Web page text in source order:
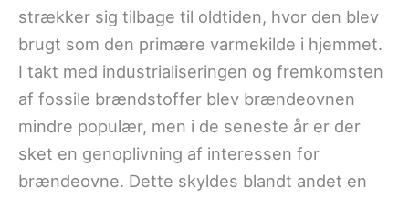
strækker sig tilbage til oldtiden, hvor den blev
brugt som den primære varmekilde i hjemmet.
I takt med industrialiseringen og fremkomsten
af fossile brændstoffer blev brændeovnen
mindre populær, men i de seneste år er der
sket en genoplivning af interessen for
brændeovne. Dette skyldes blandt andet en